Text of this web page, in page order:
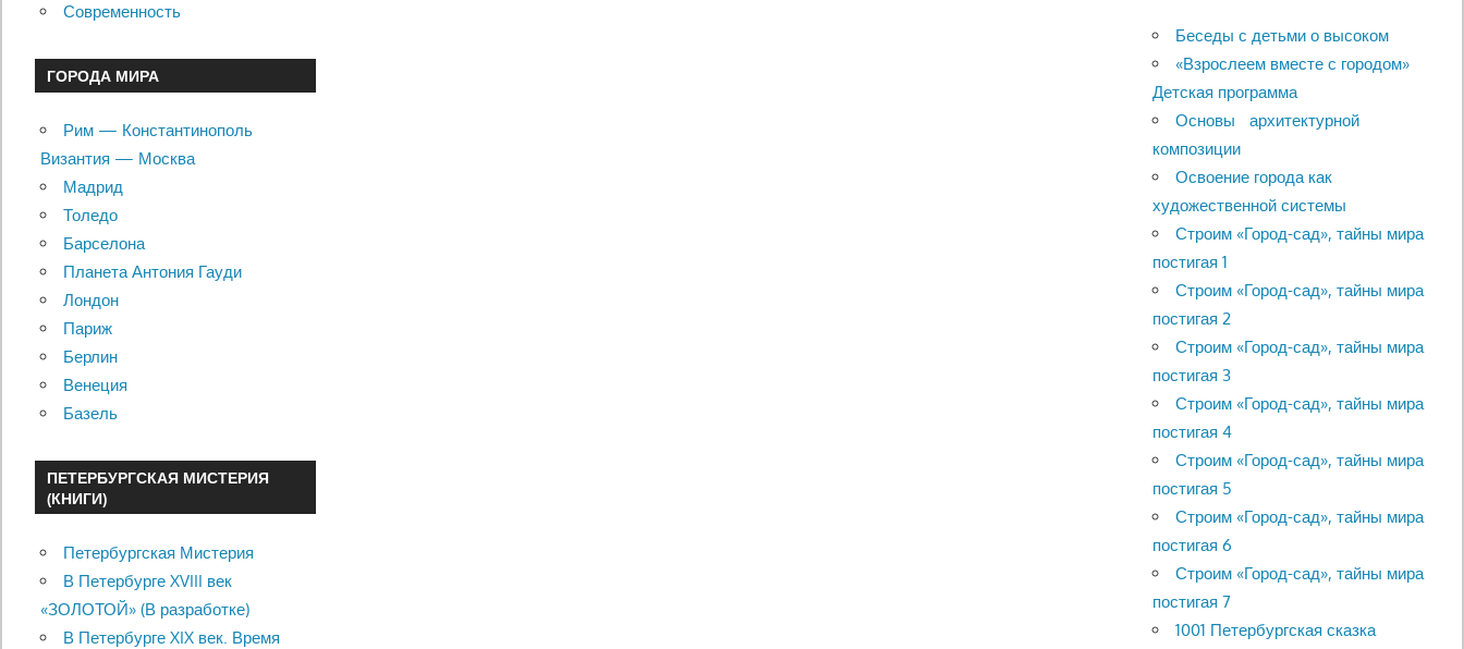
Современность
ГОРОДА МИРА
Рим — Константинополь
Византия — Москва
Мадрид
Толедо
Барселона
Планета Антония Гауди
Лондон
Париж
Берлин
Венеция
Базель
ПЕТЕРБУРГСКАЯ МИСТЕРИЯ
(КНИГИ)
Петербургская Мистерия
В Петербурге XVIII век
«ЗОЛОТОЙ» (В разработке)
В Петербурге XIX век. Время
Беседы с детьми о высоком
«Взрослеем вместе с городом»
Детская программа
Основы архитектурной
композиции
Освоение города как
художественной системы
Строим «Город-сад», тайны мира
постигая 1
Строим «Город-сад», тайны мира
постигая 2
Строим «Город-сад», тайны мира
постигая 3
Строим «Город-сад», тайны мира
постигая 4
Строим «Город-сад», тайны мира
постигая 5
Строим «Город-сад», тайны мира
постигая 6
Строим «Город-сад», тайны мира
постигая 7
1001 Петербургская сказка